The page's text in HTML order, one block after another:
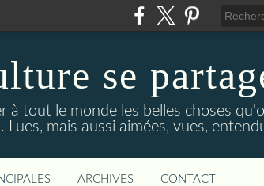
se
tout le monde les belles choses
Lues, mais aussi aimées, vues,
ARCHIVES CONTACT